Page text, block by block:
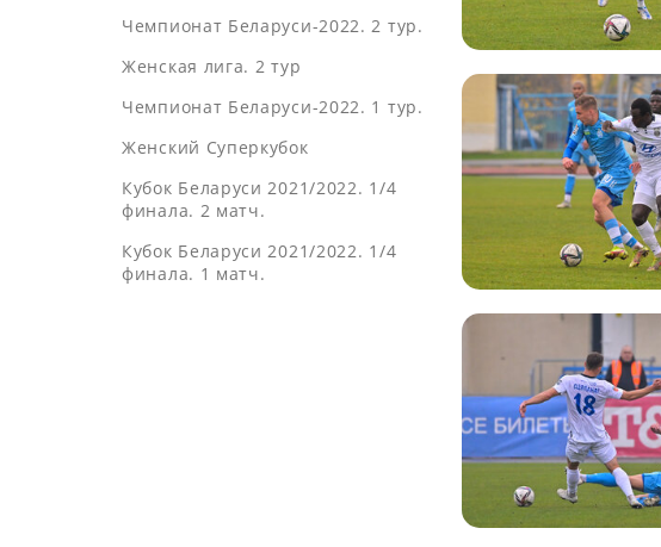
Чемпионат Беларуси-2022. 2 тур.
Женская лига. 2 тур
Чемпионат Беларуси-2022. 1 тур.
Женский Суперкубок
Кубок Беларуси 2021/2022. 1/4
финала. 2 матч.
Кубок Беларуси 2021/2022. 1/4
финала. 1 матч.